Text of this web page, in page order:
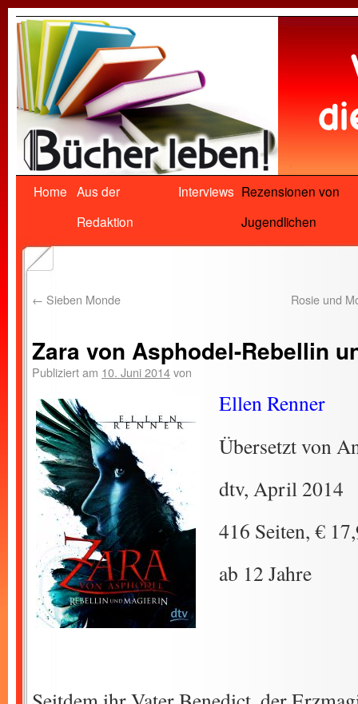
Home Aus der
Redaktion
Interviews Rezensionen von
Jugendlichen
← Sieben Monde Rosie und
Zara von Asphodel-Rebellin
Publiziert am 10. Juni 2014von
Ellen Renner
Übersetzt von
dtv, April 2014
416 Seiten, €
ab 12 Jahre